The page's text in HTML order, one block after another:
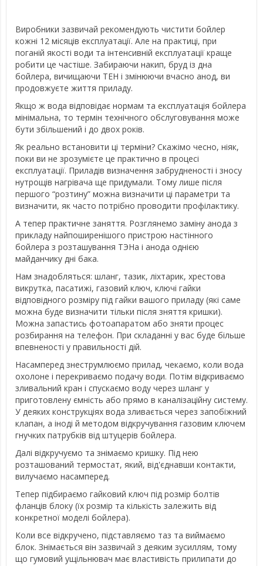
Виробники зазвичай рекомендують чистити бойлер
кожні 12 місяців експлуатації. Але на практиці, при
поганій якості води та інтенсивній експлуатації краще
робити це частіше. Забираючи накип, бруд із дна
бойлера, вичищаючи ТЕН і змінюючи вчасно анод, ви
продовжуєте життя приладу.
Якщо ж вода відповідає нормам та експлуатація бойлера
мінімальна, то термін технічного обслуговування може
бути збільшений і до двох років.
Як реально встановити ці терміни? Скажімо чесно, ніяк,
поки ви не зрозумієте це практично в процесі
експлуатації. Приладів визначення забрудненості і зносу
нутрощів нагрівача ще придумали. Тому лише після
першого “розтину” можна визначити ці параметри та
визначити, як часто потрібно проводити профілактику.
А тепер практичне заняття. Розглянемо заміну анода з
прикладу найпоширенішого пристрою настінного
бойлера з розташування ТЭНа і анода однією
майданчику дні бака.
Нам знадобляться: шланг, тазик, ліхтарик, хрестова
викрутка, пасатижі, газовий ключ, ключі гайки
відповідного розміру під гайки вашого приладу (які саме
можна буде визначити тільки після зняття кришки).
Можна запастись фотоапаратом або зняти процес
розбирання на телефон. При складанні у вас буде більше
впевненості у правильності дій.
Насамперед знеструмлюємо прилад, чекаємо, коли вода
охолоне і перекриваємо подачу води. Потім відкриваємо
зливальний кран і спускаємо воду через шланг у
приготовлену ємність або прямо в каналізаційну систему.
У деяких конструкціях вода зливається через запобіжний
клапан, а іноді й методом відкручування газовим ключем
гнучких патрубків від штуцерів бойлера.
Далі відкручуємо та знімаємо кришку. Під нею
розташований термостат, який, від'єднавши контакти,
вилучаємо насамперед.
Тепер підбираємо гайковий ключ під розмір болтів
фланців блоку (їх розмір та кількість залежить від
конкретної моделі бойлера).
Коли все відкручено, підставляємо таз та виймаємо
блок. Знімається він зазвичай з деяким зусиллям, тому
що гумовий ущільнювач має властивість прилипати до